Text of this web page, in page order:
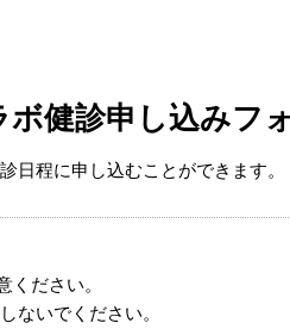
ボ健診申し込みフ
日程に申し込むことができます。
ださい。
ないでください。